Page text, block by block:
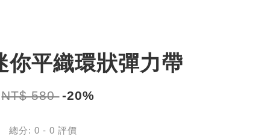
你平織環狀彈力帶
NT$ 580 -20%
總分:0 -0 評價